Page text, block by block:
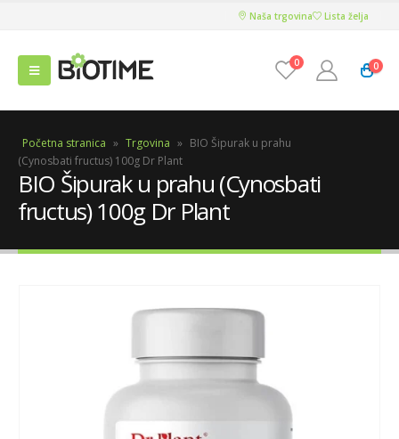
Naša trgovina Lista želja
0 0
Početna stranica » Trgovina » BIO Šipurak u prahu
(Cynosbati fructus) 100g Dr Plant
BIO Šipurak u prahu (Cynosbati
fructus) 100g Dr Plant